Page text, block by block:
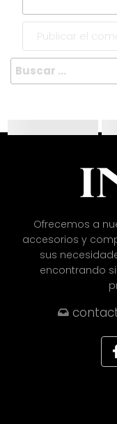
Ofrecemos a
accesorios y
sus
encontrando